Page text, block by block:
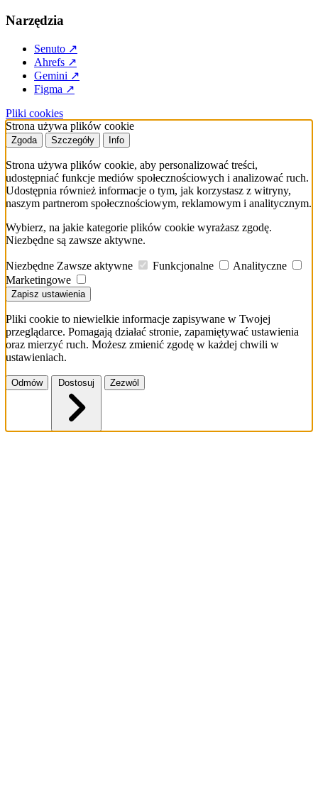
Narzędzia
Senuto ↗
Ahrefs ↗
Gemini ↗
Figma ↗
Pliki cookies
Strona używa plików cookie
Zgoda Szczegóły Info
Strona używa plików cookie, aby personalizować treści,
udostępniać funkcje mediów społecznościowych i analizować ruch.
Udostępnia również informacje o tym, jak korzystasz z witryny,
naszym partnerom społecznościowym, reklamowym i analitycznym.
Wybierz, na jakie kategorie plików cookie wyrażasz zgodę.
Niezbędne są zawsze aktywne.
Niezbędne Zawsze aktywne Funkcjonalne
Analityczne
Marketingowe
Zapisz ustawienia
Pliki cookie to niewielkie informacje zapisywane w Twojej
przeglądarce. Pomagają działać stronie, zapamiętywać ustawienia
oraz mierzyć ruch. Możesz zmienić zgodę w każdej chwili w
ustawieniach.
Odmów Zezwól